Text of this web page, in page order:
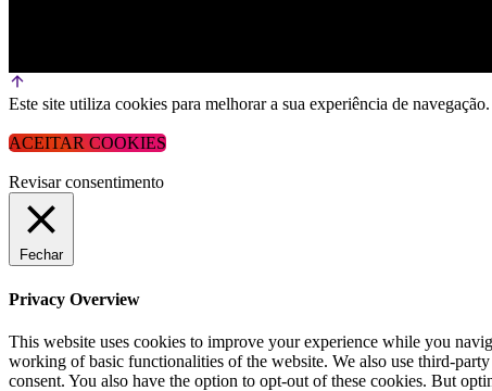
Este site utiliza cookies para melhorar a sua experiência de
ACEITAR COOKIES
Revisar consentimento
Fechar
Privacy Overview
This website uses cookies to improve your experience while you
working of basic functionalities of the website. We also use third-
consent. You also have the option to opt-out of these cookies. But